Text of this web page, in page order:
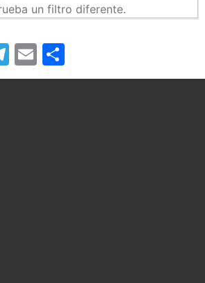
un filtro diferente.
Telegram
Email